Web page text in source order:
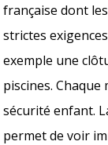
française dont
strictes
exemple une
piscines. Chaque
sécurité enfant.
permet de voir